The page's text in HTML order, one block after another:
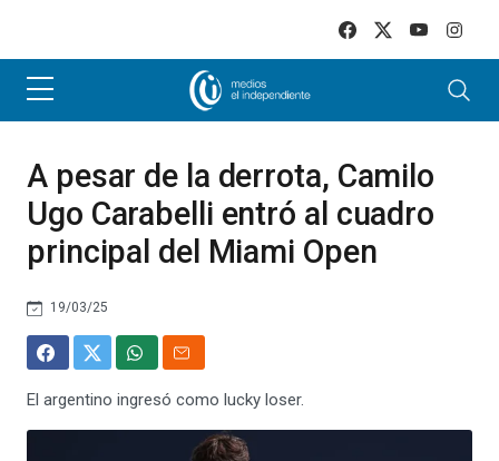
A pesar de la derrota, Camilo
Ugo Carabelli entró al cuadro
principal del Miami Open
19/03/25
El argentino ingresó como lucky loser.